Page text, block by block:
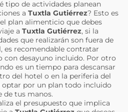
tipo de actividades planean
a Tuxtla Gutiérrez? Esto es
plan alimenticio que debes
a Tuxtla Gutiérrez, si la
que realizarán son fuera de
es recomendable contratar
con desayuno incluido. Por otro
es un tiempo para descansar
del hotel o en la periferia del
por un plan todo incluido
de tus manos.
el presupuesto que implica